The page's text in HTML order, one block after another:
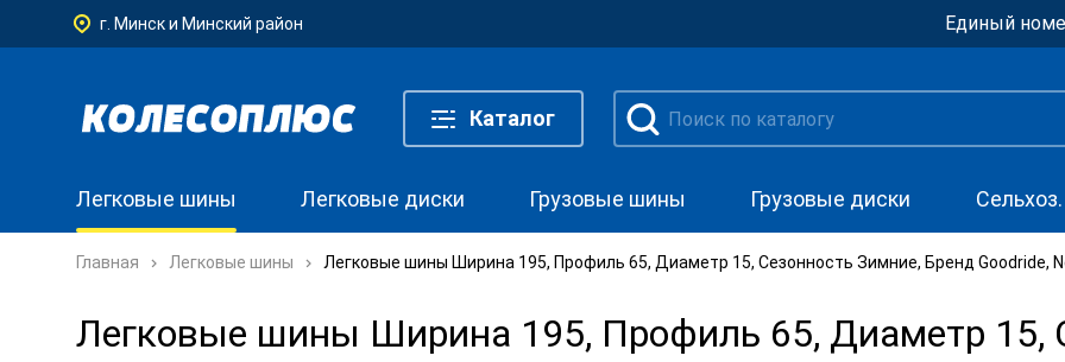
г. Минск и Минский район Единый
Каталог
Легковые шины Легковые диски Грузовые шины Грузовые диски
Главная Легковые шины Легковые шины Ширина 195, Профиль 65, Диаметр 15, Сезонность Зимние, Бренд Goodride,
Легковые шины Ширина 195, Профиль 65, Диаметр 15,